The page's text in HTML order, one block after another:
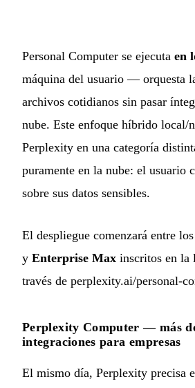
Personal Computer se ejecuta en
máquina del usuario — orquesta
archivos cotidianos sin pasar
nube. Este enfoque híbrido local/
Perplexity en una categoría
puramente en la nube: el usuario
sobre sus datos sensibles.
El despliegue comenzará entre
y Enterprise Max inscritos en la
través de perplexity.ai/personal-
Perplexity Computer — más
integraciones para empresas
El mismo día, Perplexity precisa